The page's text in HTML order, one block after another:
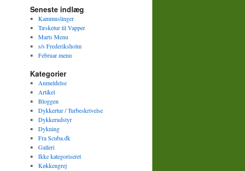
Seneste indlæg
Kammuslinger
Tæsketur til Vapper
Marts Menu
s/s Frederiksholm
Februar menu
Kategorier
Anmeldelse
Artikel
Bloggen
Dykkertur / Turbeskrivelse
Dykkerudstyr
Dykning
Fra Scuba.dk
Galleri
Ikke kategoriseret
Køkkengrej